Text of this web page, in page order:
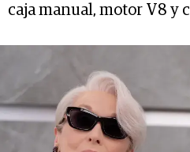
caja manual, motor V8 y